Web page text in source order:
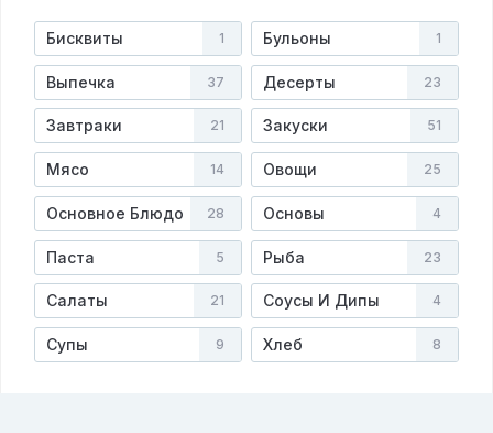
Бисквиты 1 Бульоны 1
Выпечка 37 Десерты 23
Завтраки 21 Закуски 51
Мясо 14 Овощи 25
Основное Блюдо 28 Основы 4
Паста 5 Рыба 23
Салаты 21 Соусы И Дипы 4
Супы 9 Хлеб 8